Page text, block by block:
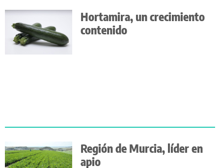
Hortamira, un crecimiento
contenido
Región de Murcia, líder en
apio